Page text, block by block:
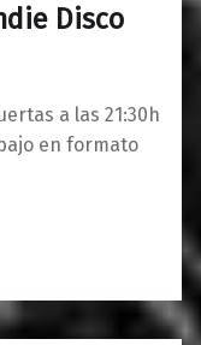
Disco
a las 21:30h
en formato